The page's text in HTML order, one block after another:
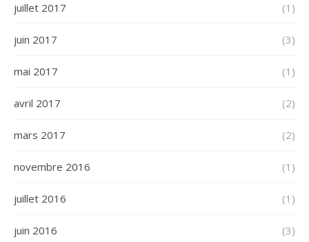
juillet 2017 (1)
juin 2017 (3)
mai 2017 (1)
avril 2017 (2)
mars 2017 (2)
novembre 2016 (1)
juillet 2016 (1)
juin 2016 (3)